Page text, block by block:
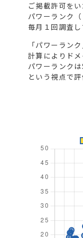
ご掲載許可を
パワーランク
毎月１回調査
「パワーラン
計算によりドメ
パワーランク
という視点で評